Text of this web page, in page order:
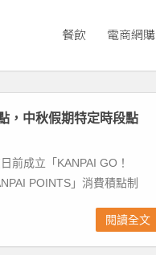
餐飲 電商網購
，中秋假期特定時段點
前成立「KANPAI GO！
POINTS」消費積點制
閱讀全文